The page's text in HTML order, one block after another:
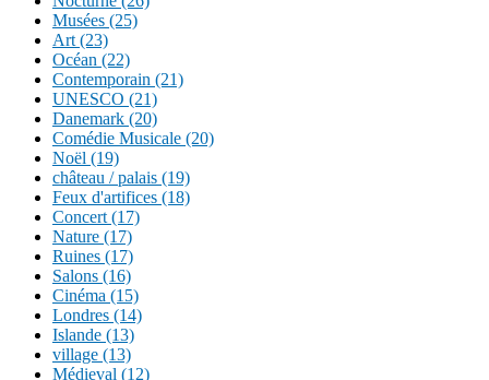
Musées (25)
Art (23)
Océan (22)
Contemporain (21)
UNESCO (21)
Danemark (20)
Comédie Musicale (20)
Noël (19)
château / palais (19)
Feux d'artifices (18)
Concert (17)
Nature (17)
Ruines (17)
Salons (16)
Cinéma (15)
Londres (14)
Islande (13)
village (13)
Médieval (12)